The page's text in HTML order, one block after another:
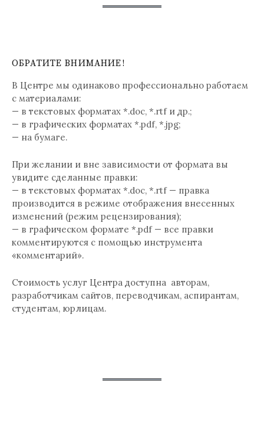
ОБРАТИТЕ ВНИМАНИЕ!
В Центре мы одинаково профессионально работаем
с материалами:
— в текстовых форматах *.doc, *.rtf и др.;
— в графических форматах *.pdf, *.jpg;
— на бумаге.
При желании и вне зависимости от формата вы
увидите сделанные правки:
— в текстовых форматах *.doc, *.rtf — правка
производится в режиме отображения внесенных
изменений (режим рецензирования);
— в графическом формате *.pdf — все правки
комментируются с помощью инструмента
«комментарий».
Стоимость услуг Центра доступна авторам,
разработчикам сайтов, переводчикам, аспирантам,
студентам, юрлицам.